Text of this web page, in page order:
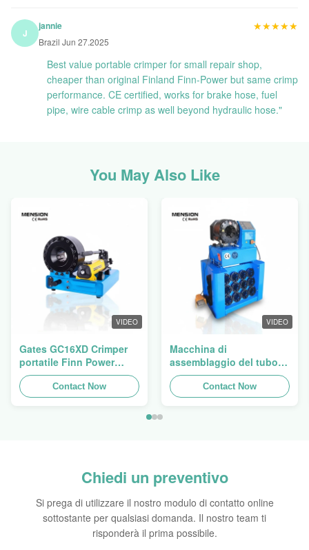
J
jannie
Brazil Jun 27.2025
★★★★★
★★★★★
Best value portable crimper for small repair shop,
cheaper than original Finland Finn-Power but same crimp
performance. CE certified, works for brake hose, fuel
pipe, wire cable crimp as well beyond hydraulic hose."
You May Also Like
VIDEO
Gates GC16XD Crimper
portatile Finn Power
P16HP Crimper manuale
per cavi idraulici in
vendita
Contact Now
VIDEO
Macchina di
assemblaggio del tubo
idraulico, macchina di
frenatura del tubo,
manifattura del tubo Finn
Contact Now
Chiedi un preventivo
Si prega di utilizzare il nostro modulo di contatto online
sottostante per qualsiasi domanda. Il nostro team ti
risponderà il prima possibile.